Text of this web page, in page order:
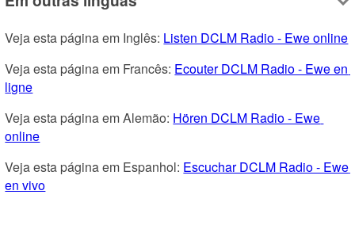
Veja esta página em Inglês: Listen DCLM Radio - Ewe online
Veja esta página em Francês: Ecouter DCLM Radio - Ewe en
ligne
Veja esta página em Alemão: Hören DCLM Radio - Ewe
online
Veja esta página em Espanhol: Escuchar DCLM Radio - Ewe
en vivo